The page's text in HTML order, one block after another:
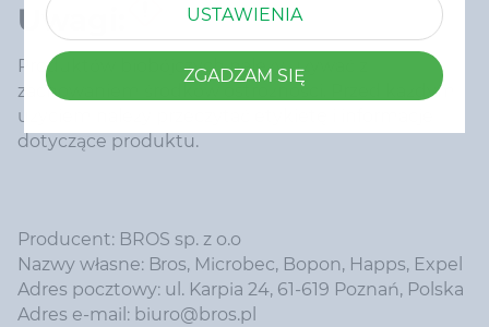
Uwagi:
Produktów biobójczych należy używać z
zachowaniem środków ostrożności. Przed każdym
użyciem należy przeczytać etykietę i informacje
dotyczące produktu.
Producent: BROS sp. z o.o
Nazwy własne: Bros, Microbec, Bopon, Happs, Expel
Adres pocztowy: ul. Karpia 24, 61-619 Poznań, Polska
Adres e-mail: biuro@bros.pl
USTAWIENIA
ZGADZAM SIĘ